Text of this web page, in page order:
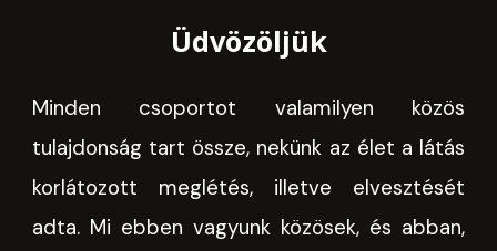
Üdvözöljük
Minden csoportot valamilyen közös
tulajdonság tart össze, nekünk az élet a látás
korlátozott meglétés, illetve elvesztését
adta. Mi ebben vagyunk közösek, és abban,